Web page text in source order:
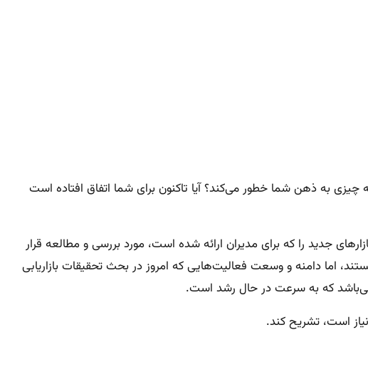
چیزی به ذهن شما خطور می‌کند؟ آیا تاکنون برای شما اتفاق افتاده است
جدید را که برای مدیران ارائه شده است، مورد بررسی و مطالعه قرار
اما دامنه و وسعت فعالیت‌هایی که امروز در بحث تحقیقات بازاریابی
می‌باشد که به سرعت در حال رشد است.
است، تشریح کند.